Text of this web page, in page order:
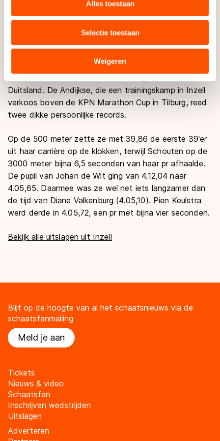
uw gebruik van onze site met onze partners voor social
combineren met andere gegevens die u aan hen heeft
verstrekt of die zij hebben verzameld via hun services.
Sommige partners kunnen gegevens doorgeven aan
landen buiten de EU, zoals de VS, waar mogelijk geen
adequaat beschermingsniveau geldt volgens de GDPR.
Door op ‘Toestaan’ te klikken, stemt u in met deze
overdracht. Meer informatie vindt u in onscookiebeleid.
Alles toestaan
Selectie toestaan
Weigeren
Ted-Jan Bloemen was op de vijf kilometer met
6.20,48 net iets langzamer dan Patrick Beckert
(6.20,20). De Nederlander klopte Denis Yuskov
met 3.42,87 de rapste op de 3000 meter.
Duitsland. De Andijkse, die een trainingskamp in Inzell
verkoos boven de KPN Marathon Cup in Tilburg, reed
twee dikke persoonlijke records.
Op de 500 meter zette ze met 39,86 de eerste 39'er
uit haar carrière op de klokken, terwijl Schouten op de
3000 meter bijna 6,5 seconden van haar pr afhaalde.
De pupil van Johan de Wit ging van 4.12,04 naar
4.05,65. Daarmee was ze wel net iets langzamer dan
de tijd van Diane Valkenburg (4.05,10). Pien Keulstra
werd derde in 4.05,72, een pr met bijna vier seconden.
Bekijk alle uitslagen uit Inzell
Blijf op de hoogte van al het schaatsnieuws via de
schaatsfanmailing
Meld je aan
Tickets
Nieuws & video
Schaatsfan
Inschrijven wedstrijden
Uitslagen
Adverteren